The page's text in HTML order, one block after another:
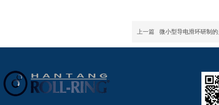
上一篇 微小型导电滑环研制